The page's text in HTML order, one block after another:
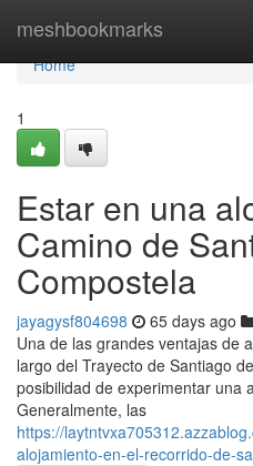
meshbookmarks
Home
Home
1
Estar en una
Camino de
Compostela
jayagysf804698 65 days ago
Una de las grandes ventajas de
largo del Trayecto de Santiago
posibilidad de experimentar una
Generalmente, las
https://
alojamiento-en-el-recorrido-de-